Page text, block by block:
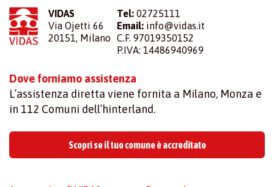
VIDAS
Via Ojetti 66
20151, Milano
Tel: 02725111
Email: info@vidas.it
C.F. 97019350152
P.IVA: 14486940969
Dove forniamo assistenza
L’assistenza diretta viene fornita a Milano, Monza e
in 112 Comuni dell’hinterland.
Scopri se il tuo comune è accreditato